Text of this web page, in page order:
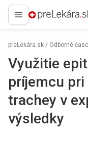
preLekára.sk
preLekára.sk / Odborné
Využitie
príjemcu
trachey v
výsledky